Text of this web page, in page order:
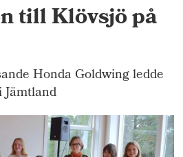
till Klövsjö på
Honda Goldwing ledde